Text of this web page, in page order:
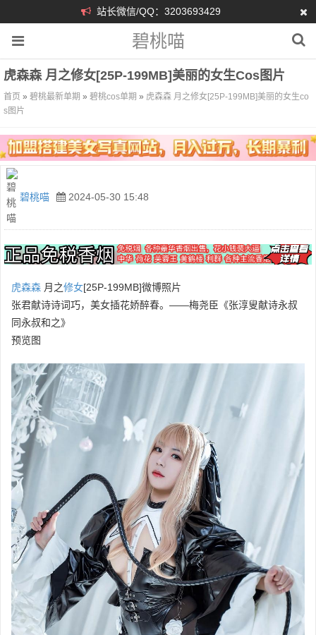
站长微信/QQ：3203693429
碧桃喵
虎森森 月之修女[25P-199MB]美丽的女生cos图片
首页 » 碧桃最新单期 » 碧桃cos单期 » 虎森森 月之修女[25P-199MB]美丽的女生co
s图片
碧桃喵 2024-05-30 15:48
虎森森 月之修女[25P-199MB]微博照片
张君献诗诗词巧，美女插花娇醉春。——梅尧臣《张淳叟献诗永叔
同永叔和之》
预览图